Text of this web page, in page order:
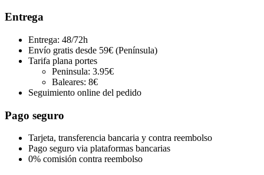
Entrega
Entrega: 48/72h
Envío gratis desde 59€ (Península)
Tarifa plana portes
Peninsula: 3.95€
Baleares: 8€
Seguimiento online del pedido
Pago seguro
Tarjeta, transferencia bancaria y contra reembolso
Pago seguro via plataformas bancarias
0% comisión contra reembolso